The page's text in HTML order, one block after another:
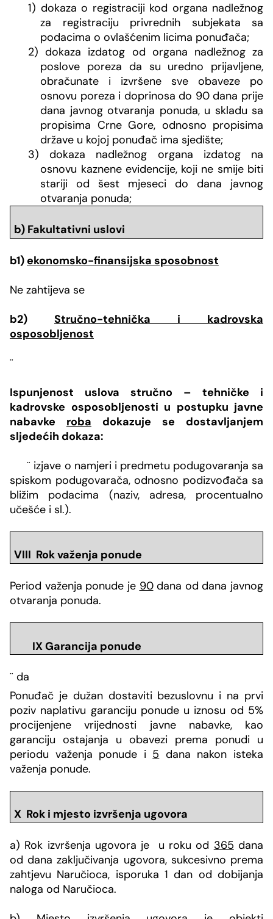
1) dokaza o registraciji kod organa nadležnog
za registraciju privrednih subjekata sa
podacima o ovlašćenim licima ponuđača;
2) dokaza izdatog od organa nadležnog za
poslove poreza da su uredno prijavljene,
obračunate i izvršene sve obaveze po
osnovu poreza i doprinosa do 90 dana prije
dana javnog otvaranja ponuda, u skladu sa
propisima Crne Gore, odnosno propisima
države u kojoj ponuđač ima sjedište;
3) dokaza nadležnog organa izdatog na
osnovu kaznene evidencije, koji ne smije biti
stariji od šest mjeseci do dana javnog
otvaranja ponuda;
b) Fakultativni uslovi
b1) ekonomsko-finansijska sposobnost
Ne zahtijeva se
b2) Stručno-tehnička i kadrovska
osposobljenost
¨
Ispunjenost uslova stručno – tehničke i
kadrovske osposobljenosti u postupku javne
nabavke roba dokazuje se dostavljanjem
sljedećih dokaza:
¨ izjave o namjeri i predmetu podugovaranja sa
spiskom podugovarača, odnosno podizvođača sa
bližim podacima (naziv, adresa, procentualno
učešće i sl.).
VIII Rok važenja ponude
Period važenja ponude je 90dana od dana javnog
otvaranja ponuda.
IX Garancija ponude
¨ da
Ponuđač je dužan dostaviti bezuslovnu i na prvi
poziv naplativu garanciju ponude u iznosu od 5%
procijenjene vrijednosti javne nabavke, kao
garanciju ostajanja u obavezi prema ponudi u
periodu važenja ponude i 5 dana nakon isteka
važenja ponude.
X Rok i mjesto izvršenja ugovora
a) Rok izvršenja ugovora je u roku od 365 dana
od dana zaključivanja ugovora, sukcesivno prema
zahtjevu Naručioca, isporuka 1 dan od dobijanja
naloga od Naručioca.